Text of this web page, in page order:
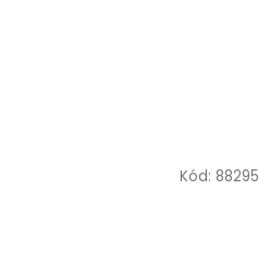
Kód: 88295